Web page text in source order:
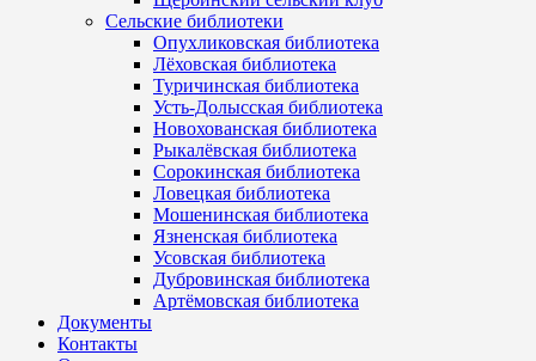
Сельские библиотеки
Опухликовская библиотека
Лёховская библиотека
Туричинская библиотека
Усть-Долысская библиотека
Новохованская библиотека
Рыкалёвская библиотека
Сорокинская библиотека
Ловецкая библиотека
Мошенинская библиотека
Язненская библиотека
Усовская библиотека
Дубровинская библиотека
Артёмовская библиотека
Документы
Контакты